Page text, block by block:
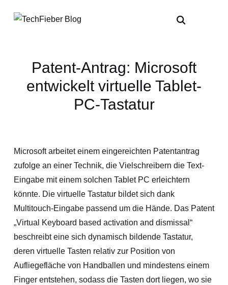
Patent-Antrag: Microsoft
entwickelt virtuelle Tablet-
PC-Tastatur
Microsoft arbeitet einem eingereichten Patentantrag
zufolge an einer Technik, die Vielschreibern die Text-
Eingabe mit einem solchen Tablet PC erleichtern
könnte. Die virtuelle Tastatur bildet sich dank
Multitouch-Eingabe passend um die Hände. Das Patent
„Virtual Keyboard based activation and dismissal“
beschreibt eine sich dynamisch bildende Tastatur,
deren virtuelle Tasten relativ zur Position von
Aufliegefläche von Handballen und mindestens einem
Finger entstehen, sodass die Tasten dort liegen, wo sie